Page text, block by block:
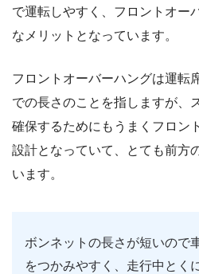
で運転しやすく、フロントオー
なメリットとなっています。
フロントオーバーハングは運転
での長さのことを指しますが、
確保するためにもうまくフロン
設計となっていて、とても前方
います。
ボンネットの長さが短いので
をつかみやすく、走行中とく